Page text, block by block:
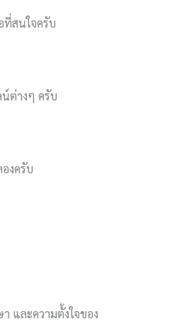
ที่สนใจครับ
ต่างๆ ครับ
งครับ
และความตั้งใจของ